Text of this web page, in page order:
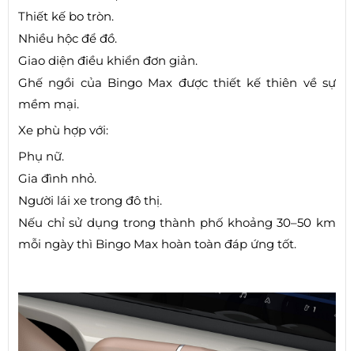
Thiết kế bo tròn.
Nhiều hộc để đồ.
Giao diện điều khiển đơn giản.
Ghế ngồi của Bingo Max được thiết kế thiên về sự
mềm mại.
Xe phù hợp với:
Phụ nữ.
Gia đình nhỏ.
Người lái xe trong đô thị.
Nếu chỉ sử dụng trong thành phố khoảng 30–50 km
mỗi ngày thì Bingo Max hoàn toàn đáp ứng tốt.